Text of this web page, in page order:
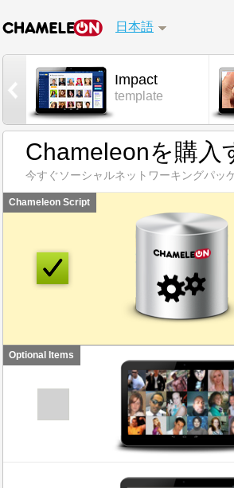
日本語
Impact
template
Chameleonを購入
今すぐソーシャルネットワーキングパッ
Chameleon Script
Optional Items